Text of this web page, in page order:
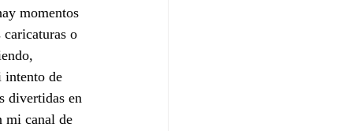
momentos
o
intento de
divertidas en
mi canal de